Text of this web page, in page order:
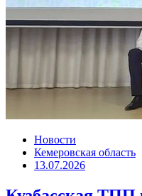
Новости
Кемеровская область
13.07.2026